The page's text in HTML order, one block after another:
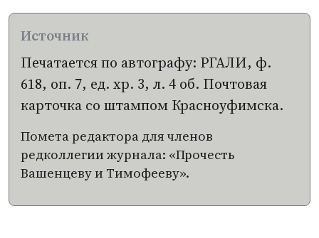
Печатается по автографу: РГАЛИ, ф.
618, оп. 7, ед. хр. 3, л. 4 об. Почтовая
карточка со штампом Красноуфимска.
Помета редактора для членов
редколлегии журнала: «Прочесть
Вашенцеву и Тимофееву».